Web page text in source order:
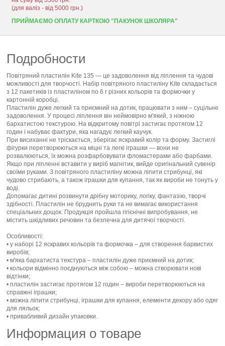
(для валіз - від 5000 грн.)
ПРИЙМАЄМО ОПЛАТУ КАРТКОЮ "ПАКУНОК ШКОЛЯРА"
Подробности
Повітряний пластилін Kite 135 — це задоволення від ліплення та чудові
можливості для творчості. Набір повітряного пластиліну Kite складається
з 12 пакетиків із пластиліном по 6 г різних кольорів та формочки у
картонній коробці.
Пластилін дуже легкий та приємний на дотик, працювати з ним – суцільне
задоволення. У процесі ліплення він неймовірно м'який, з ніжною
бархатистою текстурою. На відкритому повітрі застигає протягом 12
годин і набуває фактури, яка нагадує легкий каучук.
При висиханні не тріскається, зберігає яскравий колір та форму. Застиглі
фігурки перетворюються на міцні та легкі іграшки — вони не
розвалюються, їх можна розфарбовувати фломастерами або фарбами.
Якщо при ліпленні вставити у виріб магнітик, вийде оригінальний сувенір
своїми руками. З повітряного пластиліну можна ліпити стрибунці, які
чудово стрибають, а також іграшки для купання, так як вироби не тонуть у
воді.
Допомагає дитині розвинути дрібну моторику, логіку, фантазію, творчі
здібності. Пластилін не бруднить руки та не вимагає використання
спеціальних дощок. Продукція пройшла гігієнічні випробування, не
містить шкідливих речовин та безпечна для дитячої творчості.
Особливості:
• у наборі 12 яскравих кольорів та формочка – для створення барвистих
виробів;
• м'яка бархатиста текстура – пластилін дуже приємний на дотик;
• кольори відмінно поєднуються між собою – можна створювати нові
відтінки;
• пластилін застигає протягом 12 годин – вироби перетворюються на
справжні іграшки;
• можна ліпити стрибунці, іграшки для купання, елементи декору або одяг
для ляльок;
• привабливий дизайн упаковки.
Информация о товаре